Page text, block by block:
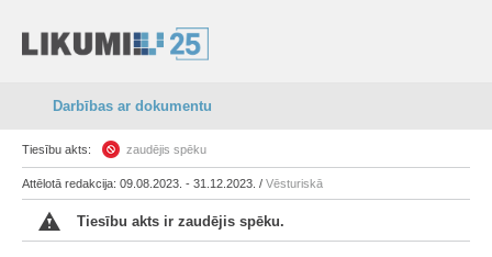
Darbības ar dokumentu
Tiesību akts: zaudējis spēku
Attēlotā redakcija: 09.08.2023. - 31.12.2023. / Vēsturiskā
Tiesību akts ir zaudējis spēku.